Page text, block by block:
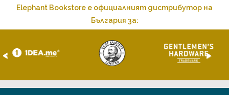
Elephant Bookstore е официалният дистрибутор на
България за:
< >